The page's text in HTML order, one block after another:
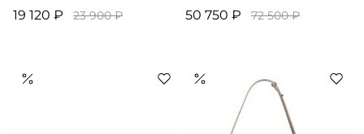
19 120 ₽ 23 900 ₽ 50 750 ₽ 72 500 ₽